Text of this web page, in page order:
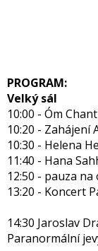
PROGRAM:
Velký sál
10:00 - Óm
10:20 - Zahájení
10:30 - Helena
11:40 - Hana
12:50 - pauza
13:20 - Koncert
14:30 Jaroslav
Paranormální